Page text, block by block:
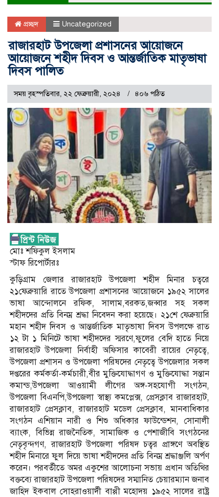
প্রচ্ছদ Uncategorized
রাজারহাট উপজেলা প্রশাসনের আয়োজনে
আয়োজনে শহীদ দিবস ও আন্তর্জাতিক মাতৃভাষা
দিবস পালিত
সময় বৃহস্পতিবার, ২২ ফেব্রুয়ারী, ২০২৪ ৪০৬ পঠিত
মোঃ শফিকুল ইসলাম
স্টাফ রিপোর্টারঃ
কুড়িগ্রাম জেলার রাজারহাট উপজেলা শহীদ মিনার চত্বরে
২১ফেব্রুয়ারি রাতে উপজেলা প্রশাসনের আয়োজনে ১৯৫২ সালের
ভাষা আন্দোলনে রফিক, সালাম,বরকত,জব্বার সহ সকল
শহীদদের প্রতি বিনম্র শ্রদ্ধা নিবেদন করা হয়েছে। ২১শে ফেব্রুয়ারি
মহান শহীদ দিবস ও আন্তর্জাতিক মাতৃভাষা দিবস উপলক্ষে রাত
১২ টা ১ মিনিটে ভাষা শহীদদের স্মরণে,ফুলের বেদি হাতে নিয়ে
রাজারহাট উপজেলা নির্বাহী অফিসার কাবেরী রায়ের নেতৃত্বে,
উপজেলা প্রশাসন ও উপজেলা পরিষদের নেতৃত্বে উপজেলার সকল
দপ্তরের কর্মকর্তা-কর্মচারী,বীর মুক্তিযোদ্ধাগণ ও মুক্তিযোদ্ধা সন্তান
কমান্ড,উপজেলা আওয়ামী লীগের অঙ্গ-সহযোগী সংগঠন,
উপজেলা বিএনপি,উপজেলা স্বাস্থ্য কমপ্লেক্স, প্রেসক্লাব রাজারহাট,
রাজারহাট প্রেসক্লাব, রাজারহাট মডেল প্রেসক্লাব, মানবাধিকার
সংগঠন এশিয়ান নারী ও শিশু অধিকার ফাউন্ডেশন, সোনালী
ব্যাংক, বিভিন্ন রাজনৈতিক, সামাজিক ও পেশাজীবি সংগঠনের
নেতৃবৃন্দগণ, রাজারহাট উপজেলা পরিষদ চত্বর প্রাঙ্গণে অবস্থিত
শহীদ মিনারে ফুল দিয়ে ভাষা শহীদদের প্রতি বিনম্র শ্রদ্ধাঞ্জলি অর্পণ
করেন। পরবর্তীতে অমর একুশের আলোচনা সভায় প্রধান অতিথির
বক্তব্যে রাজারহাট উপজেলা পরিষদের সম্মানিত চেয়ারম্যান জনাব
জাহিদ ইকবাল সোহরাওয়ার্দী বাপ্পী মহোদয় ১৯৫২ সালের রাষ্ট্র